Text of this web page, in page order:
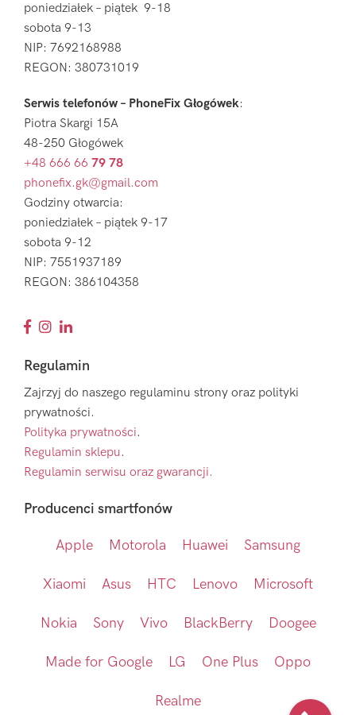
poniedziałek – piątek 9-18
sobota 9-13
NIP: 7692168988
REGON: 380731019
Serwis telefonów – PhoneFix Głogówek:
Piotra Skargi 15A
48-250 Głogówek
+48 666 66 79 78
phonefix.gk@gmail.com
Godziny otwarcia:
poniedziałek – piątek 9-17
sobota 9-12
NIP: 7551937189
REGON: 386104358
Regulamin
Zajrzyj do naszego regulaminu strony oraz polityki
prywatności.
Polityka prywatności.
Regulamin sklepu.
Regulamin serwisu oraz gwarancji.
Producenci smartfonów
Apple Motorola Huawei Samsung
Xiaomi Asus HTC Lenovo Microsoft
Nokia Sony Vivo BlackBerry Doogee
Made for Google LG One Plus Oppo
Realme